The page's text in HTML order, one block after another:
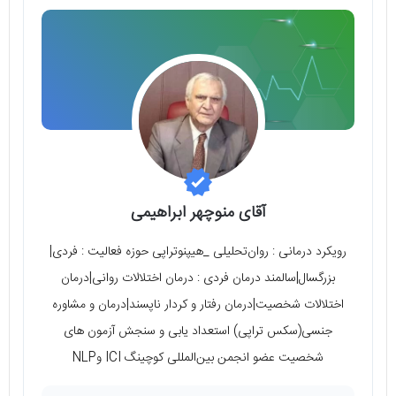
آقای منوچهر ابراهیمی
رویکرد درمانی : روان‌تحلیلی _هیپنوتراپی حوزه فعالیت : فردی|
بزرگسال|سالمند درمان فردی : درمان اختلالات روانی|درمان
اختلالات شخصیت|درمان رفتار و کردار ناپسند|درمان و مشاوره
جنسی(سکس تراپی) استعداد یابی و سنجش آزمون های
شخصیت عضو انجمن بین‌المللی کوچینگ ICI وNLP